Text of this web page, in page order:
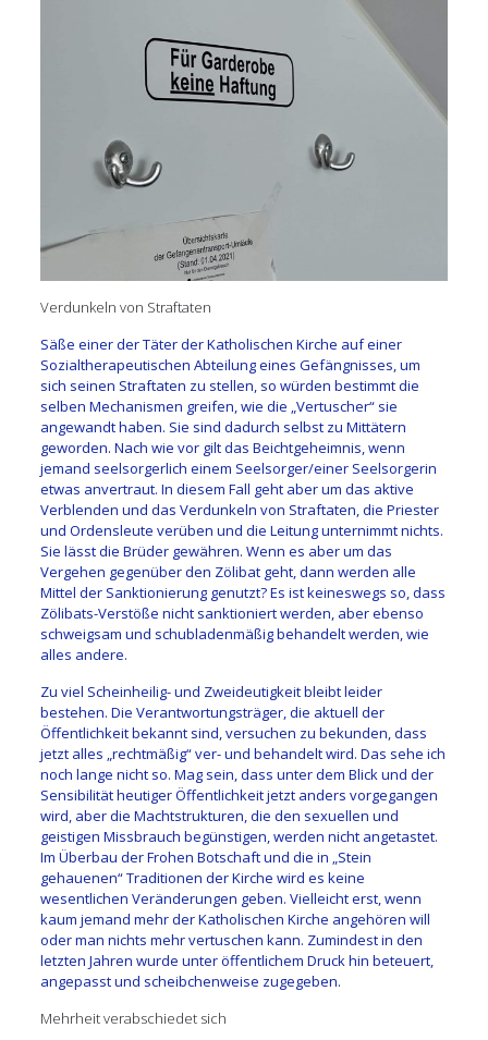
Verdunkeln von Straftaten
Säße einer der Täter der Katholischen Kirche auf einer
Sozialtherapeutischen Abteilung eines Gefängnisses, um
sich seinen Straftaten zu stellen, so würden bestimmt die
selben Mechanismen greifen, wie die „Vertuscher“ sie
angewandt haben. Sie sind dadurch selbst zu Mittätern
geworden. Nach wie vor gilt das Beichtgeheimnis, wenn
jemand seelsorgerlich einem Seelsorger/einer Seelsorgerin
etwas anvertraut. In diesem Fall geht aber um das aktive
Verblenden und das Verdunkeln von Straftaten, die Priester
und Ordensleute verüben und die Leitung unternimmt nichts.
Sie lässt die Brüder gewähren. Wenn es aber um das
Vergehen gegenüber den Zölibat geht, dann werden alle
Mittel der Sanktionierung genutzt? Es ist keineswegs so, dass
Zölibats-Verstöße nicht sanktioniert werden, aber ebenso
schweigsam und schubladenmäßig behandelt werden, wie
alles andere.
Zu viel Scheinheilig- und Zweideutigkeit bleibt leider
bestehen. Die Verantwortungsträger, die aktuell der
Öffentlichkeit bekannt sind, versuchen zu bekunden, dass
jetzt alles „rechtmäßig“ ver- und behandelt wird. Das sehe ich
noch lange nicht so. Mag sein, dass unter dem Blick und der
Sensibilität heutiger Öffentlichkeit jetzt anders vorgegangen
wird, aber die Machtstrukturen, die den sexuellen und
geistigen Missbrauch begünstigen, werden nicht angetastet.
Im Überbau der Frohen Botschaft und die in „Stein
gehauenen“ Traditionen der Kirche wird es keine
wesentlichen Veränderungen geben. Vielleicht erst, wenn
kaum jemand mehr der Katholischen Kirche angehören will
oder man nichts mehr vertuschen kann. Zumindest in den
letzten Jahren wurde unter öffentlichem Druck hin beteuert,
angepasst und scheibchenweise zugegeben.
Mehrheit verabschiedet sich